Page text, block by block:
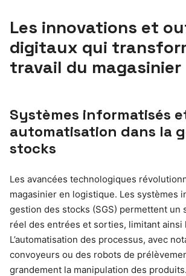
Les innovations et
digitaux qui
travail du magasinier
Systèmes informatisés
automatisation dans la
stocks
Les avancées technologiques
magasinier en logistique. Les systèmes
gestion des stocks (SGS) permettent un
réel des entrées et sorties, limitant ainsi
L’automatisation des processus, avec
convoyeurs ou des robots de
grandement la manipulation des